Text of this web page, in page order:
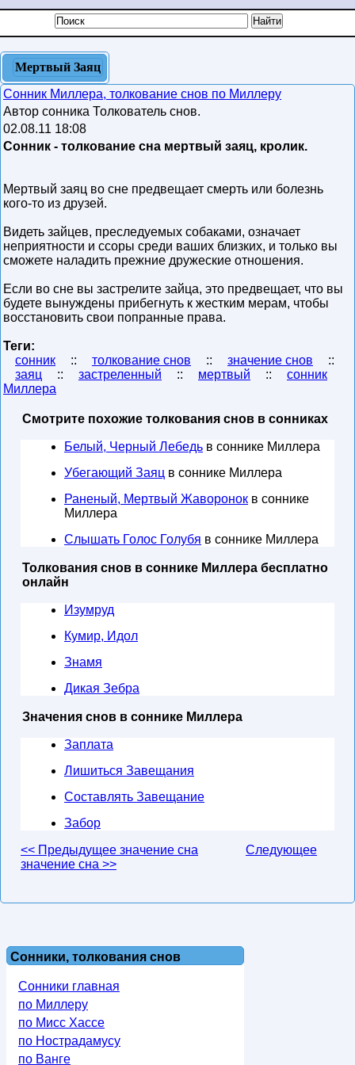
Мертвый Заяц
Сонник Миллера, толкование снов по Миллеру
Автор сонника Толкователь снов.
02.08.11 18:08
Сонник - толкование сна мертвый заяц, кролик.
Мертвый заяц во сне предвещает смерть или болезнь
кого-то из друзей.
Видеть зайцев, преследуемых собаками, означает
неприятности и ссоры среди ваших близких, и только вы
сможете наладить прежние дружеские отношения.
Если во сне вы застрелите зайца, это предвещает, что вы
будете вынуждены прибегнуть к жестким мерам, чтобы
восстановить свои попранные права.
Теги:
сонник
:: толкование снов :: значение снов
::
заяц
:: застреленный :: мертвый ::
сонник
Миллера
Смотрите похожие толкования снов в сонниках
Белый, Черный Лебедь в соннике Миллера
Убегающий Заяц в соннике Миллера
Раненый, Мертвый Жаворонок в соннике
Миллера
Слышать Голос Голубя в соннике Миллера
Толкования снов в соннике Миллера бесплатно
онлайн
Изумруд
Кумир, Идол
Знамя
Дикая Зебра
Значения снов в соннике Миллера
Заплата
Лишиться Завещания
Составлять Завещание
Забор
<< Предыдущее значение сна
Следующее
значение сна >>
Сонники, толкования снов
Сонники главная
по Миллеру
по Мисс Хассе
по Нострадамусу
по Ванге